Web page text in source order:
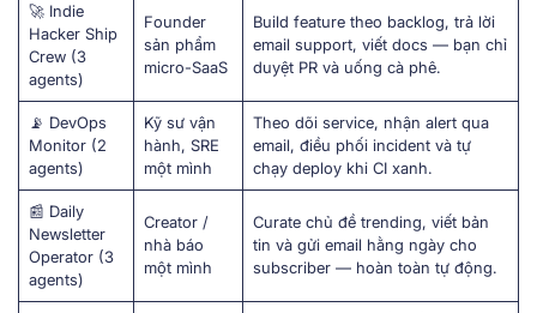
🚀 Indie
Hacker Ship
Crew (3
agents)
Founder
sản phẩm
micro-SaaS
Build feature theo backlog, trả lời
email support, viết docs — bạn chỉ
duyệt PR và uống cà phê.
📡 DevOps
Monitor (2
agents)
Kỹ sư vận
hành, SRE
một mình
Theo dõi service, nhận alert qua
email, điều phối incident và tự
chạy deploy khi CI xanh.
📰 Daily
Newsletter
Operator (3
agents)
Creator /
nhà báo
một mình
Curate chủ đề trending, viết bản
tin và gửi email hằng ngày cho
subscriber — hoàn toàn tự động.